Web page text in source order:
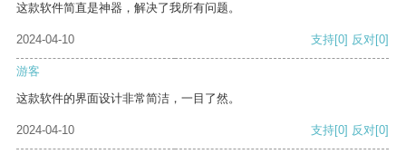
这款软件简直是神器，解决了我所有问题。
2024-04-10 支持[0] 反对[0]
游客
这款软件的界面设计非常简洁，一目了然。
2024-04-10 支持[0] 反对[0]